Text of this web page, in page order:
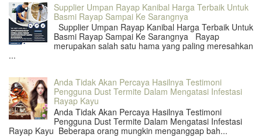
Supplier Umpan Rayap Kanibal Harga Terbaik Untuk
Basmi Rayap Sampai Ke Sarangnya
Supplier Umpan Rayap Kanibal Harga Terbaik Untuk
Basmi Rayap Sampai Ke Sarangnya Rayap
merupakan salah satu hama yang paling meresahkan
...
Anda Tidak Akan Percaya Hasilnya Testimoni
Pengguna Dust Termite Dalam Mengatasi Infestasi
Rayap Kayu
Anda Tidak Akan Percaya Hasilnya Testimoni
Pengguna Dust Termite Dalam Mengatasi Infestasi
Rayap Kayu Beberapa orang mungkin menganggap bah...